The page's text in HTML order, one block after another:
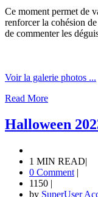
Ce moment permet de
renforcer la cohésion
de commenter les
Voir la galerie photos ...
Read More
Halloween
1 MIN READ|
0 Comment |
1150 |
by SuperUser